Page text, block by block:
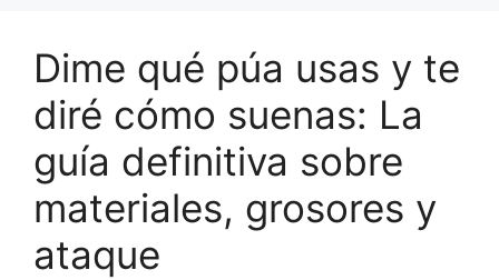
Dime qué púa usas y te
diré cómo suenas: La
guía definitiva sobre
materiales, grosores y
ataque